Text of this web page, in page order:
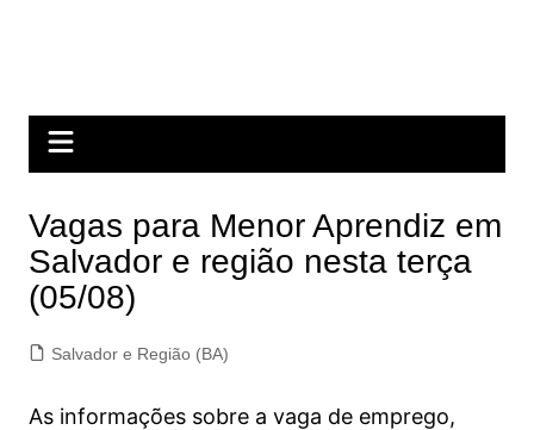
Vagas para Menor Aprendiz em
Salvador e região nesta terça
(05/08)
Salvador e Região (BA)
As informações sobre a vaga de emprego,